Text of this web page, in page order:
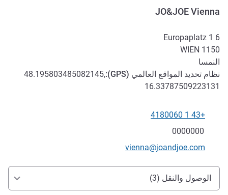
JO&JOE Vienna
Europaplatz 1 6
1150
WIEN
النمسا
نظام تحديد المواقع العالمي (GPS
):
48.195803485082145,
16.33787509223131
الهاتف
+43 1 4180060
فاكس
0000000
تواصل معنا عبر البريد الإلكتروني
vienna@joandjoe.com
الوصول والتنقل
الوصول والنقل (3)